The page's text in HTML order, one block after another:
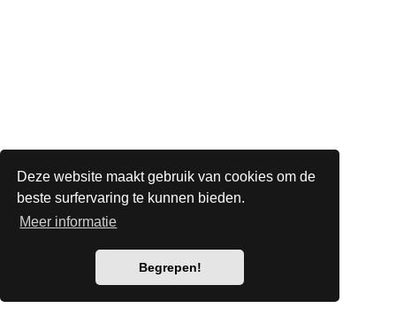
Deze website maakt gebruik van cookies om de
beste surfervaring te kunnen bieden.
Meer informatie
Begrepen!